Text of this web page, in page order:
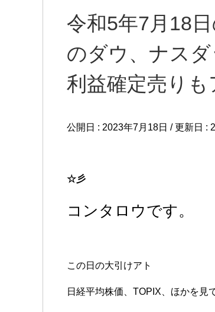
令和5年7月18
のダウ、ナス
利益確定売りも
公開日 : 2023年7月18日 / 更新日 :
☆彡
コンタロウです。
この日の大引けアト
日経平均株価、TOPIX、ほかを見